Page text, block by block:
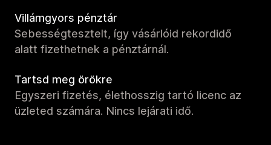
Villámgyors pénztár
Sebességtesztelt, így vásárlóid rekordidő
alatt fizethetnek a pénztárnál.
Tartsd meg örökre
Egyszeri fizetés, élethosszig tartó licenc az
üzleted számára. Nincs lejárati idő.